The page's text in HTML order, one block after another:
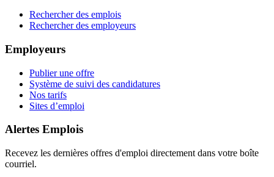
Rechercher des emplois
Rechercher des employeurs
Employeurs
Publier une offre
Système de suivi des candidatures
Nos tarifs
Sites d’emploi
Alertes Emplois
Recevez les dernières offres d'emploi directement dans votre boîte
courriel.